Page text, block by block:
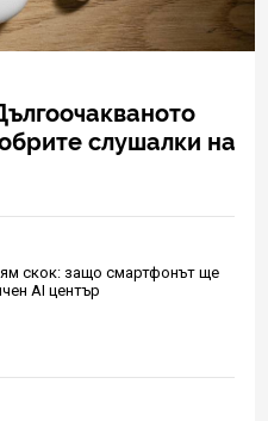
слушалки на
скок: защо смартфонът ще
AI център